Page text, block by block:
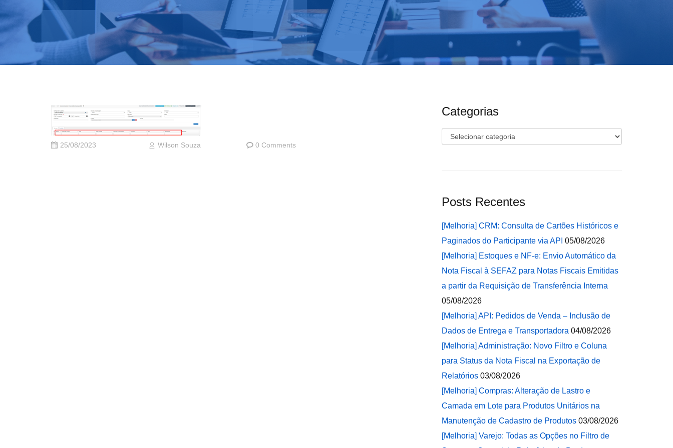
25/08/2023 Wilson Souza 0 Comments
Categorias
Categorias
Posts Recentes
[Melhoria] CRM: Consulta de Cartões Históricos e
Paginados do Participante via API 05/08/2026
[Melhoria] Estoques e NF-e: Envio Automático da
Nota Fiscal à SEFAZ para Notas Fiscais Emitidas
a partir da Requisição de Transferência Interna
05/08/2026
[Melhoria] API: Pedidos de Venda – Inclusão de
Dados de Entrega e Transportadora 04/08/2026
[Melhoria] Administração: Novo Filtro e Coluna
para Status da Nota Fiscal na Exportação de
Relatórios 03/08/2026
[Melhoria] Compras: Alteração de Lastro e
Camada em Lote para Produtos Unitários na
Manutenção de Cadastro de Produtos 03/08/2026
[Melhoria] Varejo: Todas as Opções no Filtro de